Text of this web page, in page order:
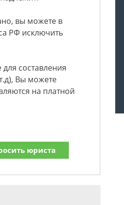
вы можете в
РФ исключить
составления
Вы можете
на платной
юриста